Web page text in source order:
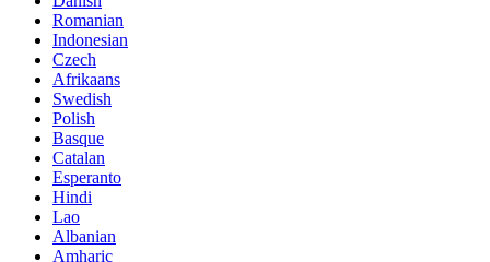
Romanian
Indonesian
Czech
Afrikaans
Swedish
Polish
Basque
Catalan
Esperanto
Hindi
Lao
Albanian
Amharic